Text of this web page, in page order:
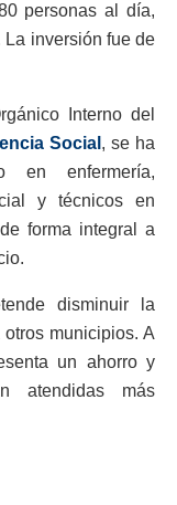
personas al día,
inversión fue de
Interno del
Social , se ha
en enfermería,
y técnicos en
forma integral a
disminuir la
municipios. A
un ahorro y
atendidas más